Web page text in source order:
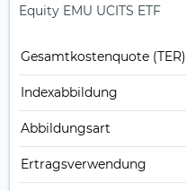
Equity EMU UCITS ETF
Gesamt­kosten­quote (TER)
Index­abbildung
Abbildungs­art
Ertrags­verwendung